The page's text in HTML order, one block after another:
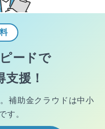
ードで
援！
補助金クラウドは中小
す。